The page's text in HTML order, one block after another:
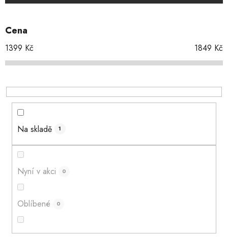
í
p
r
o
d
k
t
Cena
1399 Kč 1849 Kč
Na skladě 1
Nyní v akci 0
Oblíbené 0